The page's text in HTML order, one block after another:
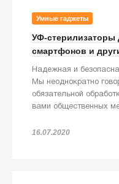
Умные гаджеты
УФ-стерилизаторы
смартфонов и
Надежная и
Мы неоднократно
обязательной
вами общественных
16.07.2020